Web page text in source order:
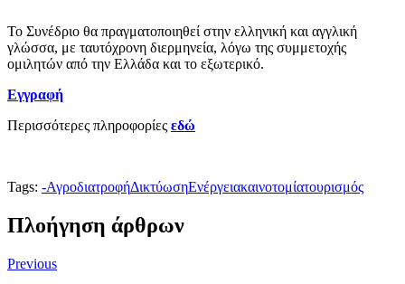
Το Συνέδριο θα πραγματοποιηθεί στην ελληνική και αγγλική
γλώσσα, με ταυτόχρονη διερμηνεία, λόγω της συμμετοχής
ομιλητών από την Ελλάδα και το εξωτερικό.
Εγγραφή
Περισσότερες πληροφορίες εδώ
Tags: -ΑγροδιατροφήΔικτύωσηΕνέργειακαινοτομίατουρισμός
Πλοήγηση άρθρων
Previous